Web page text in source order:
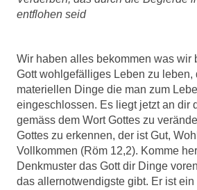
entflohen seid
Wir haben alles bekommen was wir
Gott wohlgefälliges Leben zu leben,
materiellen Dinge die man zum
eingeschlossen. Es liegt jetzt an dir
gemäss dem Wort Gottes zu
Gottes zu erkennen, der ist Gut,
Vollkommen (Röm 12,2). Komme
Denkmuster das Gott dir Dinge
das allernotwendigste gibt. Er ist ein